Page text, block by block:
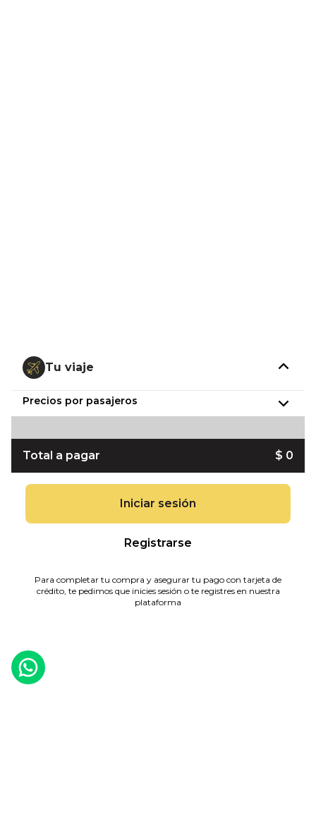
Tu viaje
Precios por pasajeros
Total a pagar $ 0
Iniciar sesión
Registrarse
Para completar tu compra y asegurar tu pago con tarjeta de
crédito, te pedimos que inicies sesión o te registres en nuestra
plataforma